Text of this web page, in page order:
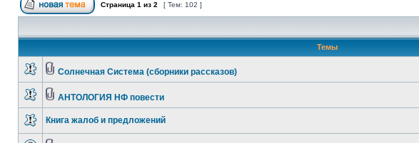
Страница 1 из 2 [ Тем: 102 ]
Темы
Солнечная Система (сборники рассказов)
АНТОЛОГИЯ НФ повести
Книга жалоб и предложений